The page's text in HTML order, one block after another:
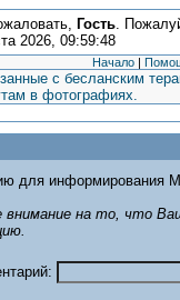
Гость.
2026, 09:59:48
Начало |
с бесланским
в фотографиях.
для информирования
на то, что